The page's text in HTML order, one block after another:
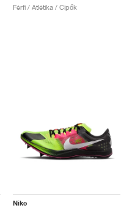
Férfi / Atlétika / Cipők
Nike